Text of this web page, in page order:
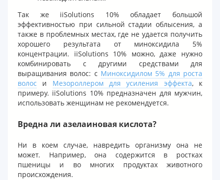
Так же iiSolutions 10% обладает большой
эффективностью при сильной стадии облысения, а
также в проблемных местах, где не удается получить
хорошего результата от миноксидила 5%
концентрации. iiSolutions 10% можно, даже нужно
комбинировать с другими средствами для
выращивания волос: с Миноксидилом 5% для роста
волос и Мезороллером для усиления эффекта, к
примеру. iiSolutions 10% предназначен для мужчин,
использовать женщинам не рекомендуется.
Вредна ли азелаиновая кислота?
Ни в коем случае, навредить организму она не
может. Например, она содержится в ростках
пшеницы и во многих продуктах животного
происхождения.